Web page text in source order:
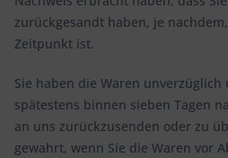
zurückgesandt haben, je
Zeitpunkt ist.
Sie haben die Waren unverzüglich
spätestens binnen sieben Tagen
an uns zurückzusenden oder zu
gewahrt, wenn Sie die Waren vor